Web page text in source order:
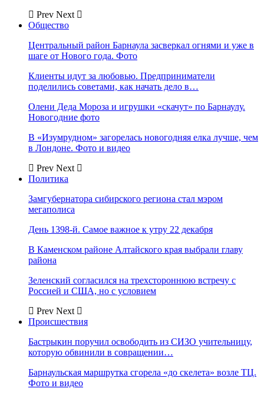
Prev Next
Общество
Центральный район Барнаула засверкал огнями и уже в
шаге от Нового года. Фото
Клиенты идут за любовью. Предприниматели
поделились советами, как начать дело в…
Олени Деда Мороза и игрушки «скачут» по Барнаулу.
Новогодние фото
В «Изумрудном» загорелась новогодняя елка лучше, чем
в Лондоне. Фото и видео
Prev Next
Политика
Замгубернатора сибирского региона стал мэром
мегаполиса
День 1398-й. Самое важное к утру 22 декабря
В Каменском районе Алтайского края выбрали главу
района
Зеленский согласился на трехстороннюю встречу с
Россией и США, но с условием
Prev Next
Происшествия
Бастрыкин поручил освободить из СИЗО учительницу,
которую обвинили в совращении…
Барнаульская маршрутка сгорела «до скелета» возле ТЦ.
Фото и видео